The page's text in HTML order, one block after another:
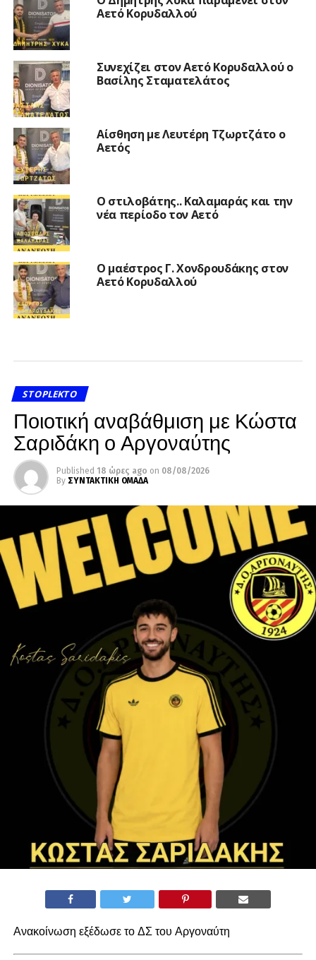
Αετό Κορυδαλλού
Συνεχίζει στον Αετό Κορυδαλλού ο
Βασίλης Σταματελάτος
Αίσθηση με Λευτέρη Τζωρτζάτο ο
Αετός
Ο στιλοβάτης.. Καλαμαράς και την
νέα περίοδο τον Αετό
Ο μαέστρος Γ. Χονδρουδάκης στον
Αετό Κορυδαλλού
STOPLEKTO
Ποιοτική αναβάθμιση με Κώστα
Σαριδάκη ο Αργοναύτης
Published 18 ώρες ago on 08/08/2026
By ΣΥΝΤΑΚΤΙΚΗ ΟΜΑΔΑ
Ανακοίνωση εξέδωσε το ΔΣ του Αργοναύτη